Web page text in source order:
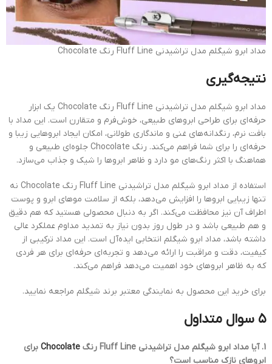
مداد ابرو شیگلم مدل تراشیدنی Fluff Line رنگ Chocolate
نتیجه‌گیری
مداد ابرو شیگلم مدل تراشیدنی Fluff Line رنگ Chocolate یک ابزار
حرفه‌ای برای طراحی ابروهای طبیعی، خوش‌فرم و متقارن است. این مداد با
بافت نرم، رنگدانه‌های غنی و ماندگاری طولانی، امکان ایجاد ابروهایی زیبا و
حرفه‌ای را برای شما فراهم می‌کند. رنگ Chocolate جلوه‌ای طبیعی و
هماهنگ با اکثر رنگ‌های مو دارد و ظاهر ابروها را شیک و جذاب می‌سازد.
استفاده از مداد ابرو شیگلم مدل تراشیدنی Fluff Line رنگ Chocolate نه
تنها زیبایی ابروها را افزایش می‌دهد، بلکه از سلامت موهای ابرو و پوست
اطراف آن نیز محافظت می‌کند. اگر به دنبال محصولی هستید که هم دقیق
و هم طبیعی باشد و در طول روز بدون نیاز به تمدید مداوم عملکرد عالی
داشته باشد، مداد ابرو شیگلم انتخابی ایده‌آل است. این مداد ترکیبی از
کیفیت، دقت و مراقبت را ارائه می‌دهد و تجربه‌ای حرفه‌ای برای هر فردی
که به ظاهر ابروهای خود اهمیت می‌دهد فراهم می‌کند.
برای خرید این محصول به نمایندگی معتبر برند شیگلم مراجعه نمایید.
۵ سوال متداول
1. آیا مداد ابرو شیگلم مدل تراشیدنی Fluff Line رنگ Chocolate برای
ابروهای نازک مناسب است؟